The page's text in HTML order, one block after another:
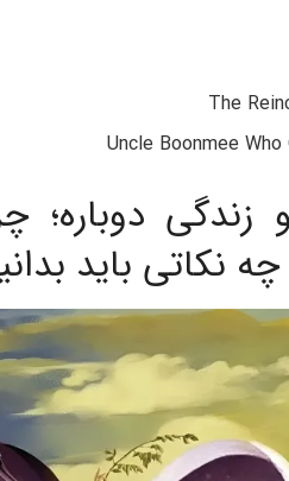
The
Uncle Boonmee
زندگی
نکاتی باید